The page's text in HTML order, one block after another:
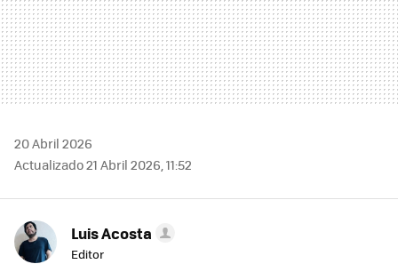
20 Abril 2026
Actualizado 21 Abril 2026, 11:52
Luis Acosta
Editor